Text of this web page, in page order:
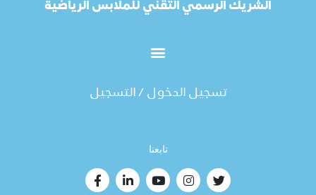
الشريك الرسمي التقني للملابس الرياضية
تسجيل الدخول / التسجيل
تابعنا